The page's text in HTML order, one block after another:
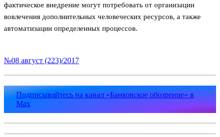
фактическое внедрение могут потребовать от организации
вовлечения дополнительных человеческих ресурсов, а также
автоматизации определенных процессов.
№08 август (223)/2017
Подписывайтесь на канал «Банковское обозрение» в
Max